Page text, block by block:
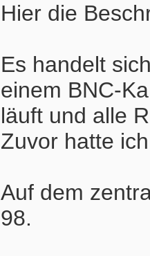
Hier die
Es handelt
einem BNC-
läuft und alle
Zuvor hatte
Auf dem
98.